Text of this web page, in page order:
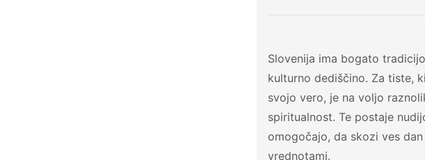
Slovenija ima bogato
kulturno dediščino. Za tiste,
svojo vero, je na voljo
spiritualnost. Te postaje
omogočajo, da skozi ves
vrednotami.